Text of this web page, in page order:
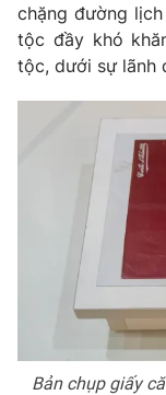
® Cấm sao chép
thuận bằng văn
thông tin từ website
chặng đường
tộc đầy khó
tộc, dưới sự lãnh
Bản chụp giấy